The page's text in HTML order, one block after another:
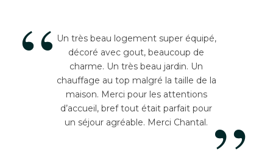
“ Un très beau logement super équipé,
décoré avec gout, beaucoup de
charme. Un très beau jardin. Un
chauffage au top malgré la taille de la
maison. Merci pour les attentions
d’accueil, bref tout était parfait pour
un séjour agréable. Merci Chantal.